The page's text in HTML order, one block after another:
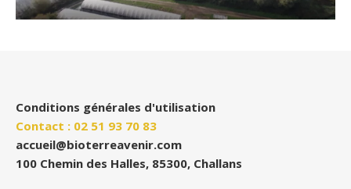
Conditions générales d'utilisation
Contact : 02 51 93 70 83
accueil@bioterreavenir.com
100 Chemin des Halles, 85300, Challans